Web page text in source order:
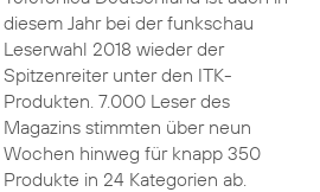
diesem Jahr bei der funkschau
Leserwahl 2018 wieder der
Spitzenreiter unter den ITK-
Produkten. 7.000 Leser des
Magazins stimmten über neun
Wochen hinweg für knapp 350
Produkte in 24 Kategorien ab.